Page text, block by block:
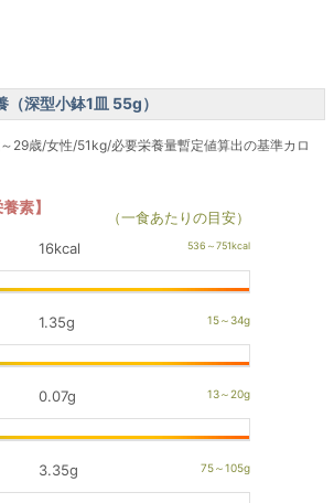
（深型小鉢1皿 55g）
29歳/女性/51kg/必要栄養量暫定値算出の基準カロ
素】
（一食あたりの目安）
16kcal
1.35g
0.07g
3.35g